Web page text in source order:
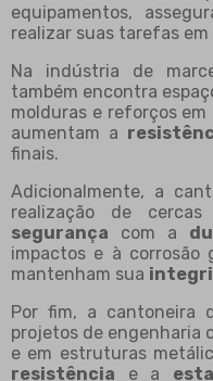
equipamentos,
realizar suas tarefas em
Na indústria de
também encontra
molduras e reforços em
aumentam a
finais.
Adicionalmente, a
realização de
segurança com a
impactos e à corrosão
mantenham sua
Por fim, a cantoneira
projetos de engenharia
e em estruturas
resistência e a